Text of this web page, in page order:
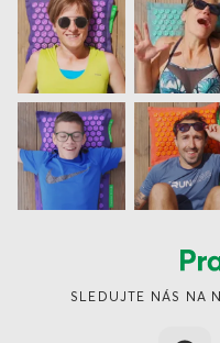
SLEDUJTE NÁS NA